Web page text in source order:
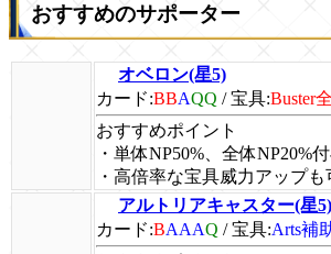
おすすめのサポーター
オベロン(星5)
カード:BBAQQ /宝具:Buster
おすすめポイント
・単体NP50%、全体NP20%
・高倍率な宝具威力アップも
アルトリアキャスター(星5)
カード:BAAAQ /宝具:Arts補